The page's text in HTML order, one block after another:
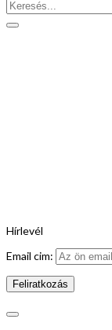
Hírlevél
Email cim: